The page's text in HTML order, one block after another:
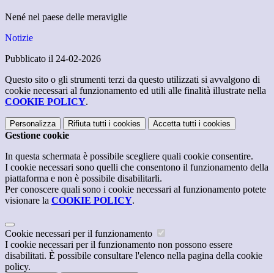
Nené nel paese delle meraviglie
Notizie
Pubblicato il 24-02-2026
Questo sito o gli strumenti terzi da questo utilizzati si avvalgono di
cookie necessari al funzionamento ed utili alle finalità illustrate nella
COOKIE POLICY.
Personalizza Rifiuta tutti i cookies Accetta tutti i cookies
Gestione cookie
In questa schermata è possibile scegliere quali cookie consentire.
I cookie necessari sono quelli che consentono il funzionamento della
piattaforma e non è possibile disabilitarli.
Per conoscere quali sono i cookie necessari al funzionamento potete
visionare la COOKIE POLICY.
Cookie necessari per il funzionamento
I cookie necessari per il funzionamento non possono essere
disabilitati. È possibile consultare l'elenco nella pagina della cookie
policy.